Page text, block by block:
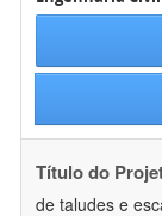
Título do
de taludes e